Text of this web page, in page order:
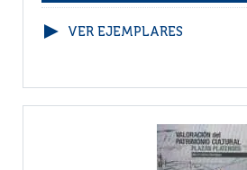
VER EJEMPLARES